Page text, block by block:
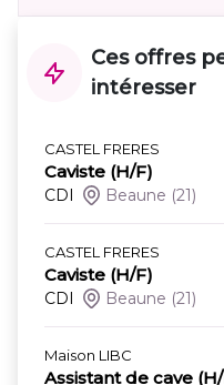
Ces offres
intéresser
CASTEL FRERES
Caviste (H/F)
CDI Beaune (21)
CASTEL FRERES
Caviste (H/F)
CDI Beaune (21)
Maison LIBC
Assistant de cave